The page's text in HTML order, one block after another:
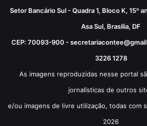
Setor Bancário Sul - Quadra 1, Bloco K, 15º
Asa Sul, Brasília, DF
CEP: 70093-900 -
3226 1278
As imagens reproduzidas nesse portal
jornalísticas de outros
e/ou imagens de livre utilização, todas com
2026